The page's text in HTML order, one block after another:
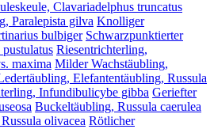
Clavariadelphus truncatus
Paralepista gilva Knolliger
bulbiger Schwarzpunktierter
Riesentrichterling,
maxima Milder Wachstäubling,
Elefantentäubling, Russula
Infundibulicybe gibba Geriefter
Buckeltäubling, Russula caerulea
olivacea Rötlicher